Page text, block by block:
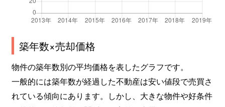
築年数×売却価格
物件の築年数別の平均価格を表したグラフです。
一般的には築年数が経過した不動産は安い値段で売買さ
れている傾向にあります。しかし、大きな物件や好条件